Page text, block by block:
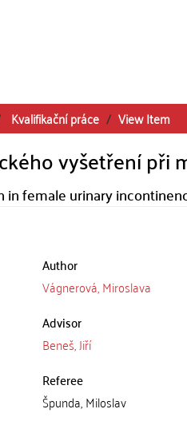
Kvalifikační práce View Item
vyšetření při
in female urinary
Author
Vágnerová, Miroslava
Advisor
Beneš, Jiří
Referee
Špunda, Miloslav